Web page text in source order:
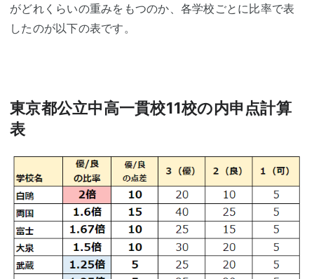
がどれくらいの重みをもつのか、各学校ごとに比率で表
したのが以下の表です。
東京都公立中高一貫校11校の内申点計算
表